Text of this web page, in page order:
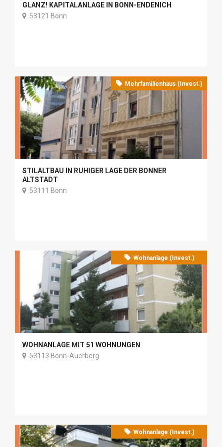
GLANZ! KAPITALANLAGE IN BONN-ENDENICH
53121 Bonn
STILALTBAU IN RUHIGER LAGE DER BONNER
ALTSTADT
53111 Bonn
Mehrfamilienhaus (Invest.)
WOHNANLAGE MIT 51 WOHNUNGEN
53113 Bonn-Auerberg
Wohnanlage (Invest.)
Wohnanlage (Invest.)